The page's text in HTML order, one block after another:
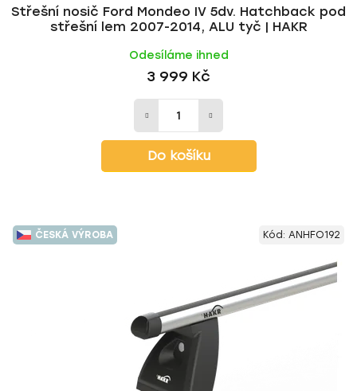
Střešní nosič Ford Mondeo IV 5dv. Hatchback pod
střešní lem 2007-2014, ALU tyč | HAKR
Odesíláme ihned
3 999 Kč
Do košíku
ČESKÁ VÝROBA Kód: ANHFO192